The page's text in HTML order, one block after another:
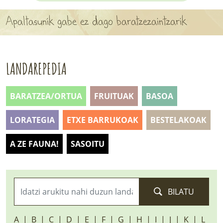
APARTEN MAPA
LURRERAKO BIDE LAGUN
BIZI BARATZEA LIBURUA
SENDABELARRAK
ETXEKO LANDAREAK
LANDAREPEDIA
ALBISTEAK
Apaltasunik gabe ez dago baratzezaintzarik
LANDAREPEDIA
BARATZEA/ORTUA FRUITUAK BASOA
LORATEGIA ETXE BARRUKOAK BESTELAKOAK
A ZE FAUNA! SASOITU
BILATU
A B C D E F G H I J K
L